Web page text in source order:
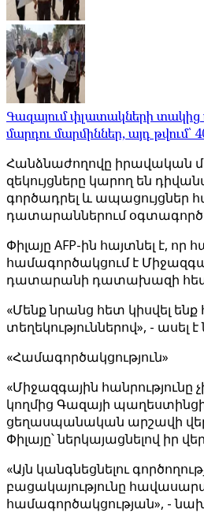
Գազայում փլատակների տակից
մարդու մարմիններ, այդ թվում՝
Հանձնաժողովը իրավական
զեկույցները կարող են
գործադրել և ապացույցներ
դատարաններում
Փիլայը AFP-ին հայտնել է, որ
համագործակցում է
դատարանի դատախազի
«Մենք նրանց հետ կիսվել
տեղեկություններով», - ասել է
«Համագործակցություն»
«Միջազգային հանրությունը
կողմից Գազայի
ցեղասպանական արշավի
Փիլայը՝ ներկայացնելով իր
«Այն կանգնեցնելու
բացակայությունը
համագործակցության», -